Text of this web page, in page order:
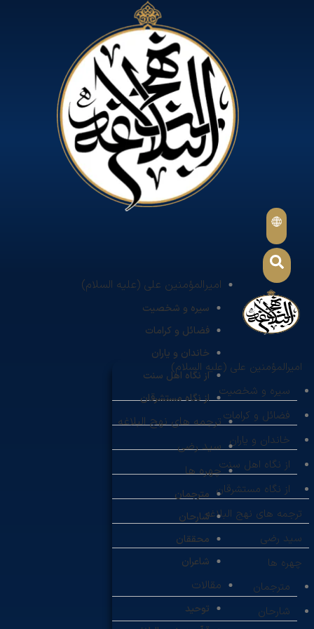
امیرالمؤمنین علی (علیه السلام)
سیره و شخصیت
فضائل و کرامات
خاندان و یاران
از نگاه اهل سنت
از نگاه مستشرقان
ترجمه های نهج البلاغه
سید رضی
چهره ها
مترجمان
شارحان
محققان
شاعران
مقالات
توحید
امیرالمؤمنین علی (علیه السلام)
سیره و شخصیت
فضائل و کرامات
خاندان و یاران
از نگاه اهل سنت
از نگاه مستشرقان
ترجمه های نهج البلاغه
سید رضی
چهره ها
مترجمان
شارحان